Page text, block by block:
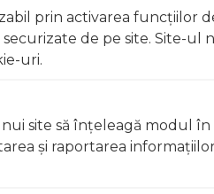
la data de 11.02.2026
prin activarea funcţiilor
de pe site. Site-ul
uri.
site să înţeleagă modul în
şi raportarea